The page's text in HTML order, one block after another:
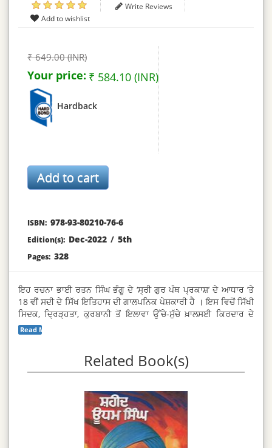
Write Reviews
₹ 649.00 (INR)
Your price: ₹ 584.10 (INR)
Hardback
ISBN: 978-93-80210-76-6
Edition(s): Dec-2022 / 5th
Pages: 328
ਇਹ ਰਚਨਾ ਭਾਈ ਰਤਨ ਸਿੰਘ ਭੰਗੂ ਦੇ ‘ਸ੍ਰੀ ਗੁਰ ਪੰਥ ਪ੍ਰਕਾਸ਼’ ਦੇ ਆਧਾਰ ’ਤੇ
18 ਵੀਂ ਸਦੀ ਦੇ ਸਿੱਖ ਇਤਿਹਾਸ ਦੀ ਗਾਲਪਨਿਕ ਪੇਸ਼ਕਾਰੀ ਹੈ । ਇਸ ਵਿਚੋਂ ਸਿੱਖੀ
ਸਿਦਕ, ਦ੍ਰਿੜ੍ਹਤਾ, ਕੁਰਬਾਨੀ ਤੋਂ ਇਲਾਵਾ ਉੱਚੇ-ਸੁੱਚੇ ਖ਼ਾਲਸਈ ਕਿਰਦਾਰ ਦੇ
ਪ੍ਰਤੱਖ ਦਰਸ਼ਨ ਹੁੰਦੇ ਹਨ । ਖ਼ਾਲਸਈ ਜਜ਼ਬੇ ਨਾਲ ਸ਼ਰਸ਼ਾਰ ਇਹ ਰਚਨਾ ਲਹੂ-
ਵੀਟਵੇਂ ਸਿੱਖ ਇਤਿਹਾਸ ਦਾ ਪ੍ਰੇਰਨਾ-ਭਰਪੂਰ ਪੁਨਰ-ਕਥਨ ਹੈ ।
Read More...
Related Book(s)